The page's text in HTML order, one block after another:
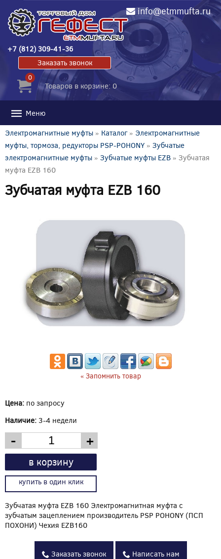
info@etmmufta.ru
+7 (812) 309-41-36
Заказать звонок
0
Товаров в корзине: 0
Меню
Электромагнитные муфты » Каталог» Электромагнитные
муфты, тормоза, редукторы PSP-POHONY » Зубчатые
электромагнитные муфты » Зубчатые муфты EZB » Зубчатая
муфта EZB 160
Зубчатая муфта EZB 160
« Запомнить товар
Цена: по запросу
Наличие: 3-4 недели
- +
в корзину
купить в один клик
Зубчатая муфта EZB 160 Электромагнитная муфта с
зубчатым зацеплением производитель PSP POHONY (ПСП
ПОХОНИ) Чехия EZB160
Заказать звонок Написать нам